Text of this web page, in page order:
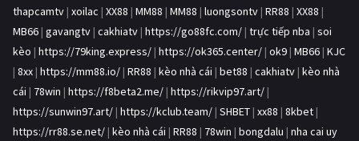
thapcamtv | xoilac | XX88 | MM88 | MM88 | luongsontv | RR88 | XX88 |
MB66 | gavangtv | cakhiatv | https://go88fc.com/ | trực tiếp nba | soi
kèo | https://79king.express/ | https://ok365.center/ | ok9 | MB66 | KJC
| 8xx | https://mm88.io/ | RR88 | kèo nhà cái | bet88 | cakhiatv | kèo nhà
cái | 78win | https://f8beta2.me/ | https://rikvip97.art/ |
https://sunwin97.art/ | https://kclub.team/ | SHBET | xx88 | 8kbet |
https://rr88.se.net/ | kèo nhà cái | RR88 | 78win | bongdalu | nha cai uy